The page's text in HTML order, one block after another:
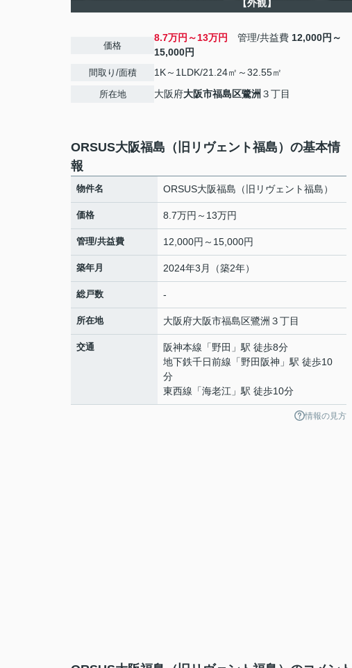
【外観】
価格
8.7万円～13万円 管理/共益費 12,000円～
15,000円
間取り/面積 1K～1LDK/21.24㎡～32.55㎡
所在地 大阪府大阪市福島区鷺洲 ３丁目
ORSUS大阪福島（旧リヴェント福島）の基本情
報
物件名 ORSUS大阪福島（旧リヴェント福島）
価格 8.7万円～13万円
管理/共益費 12,000円～15,000円
築年月 2024年3月（築2年）
総戸数 -
所在地 大阪府大阪市福島区鷺洲 ３丁目
交通 阪神本線 「野田 」駅 徒歩8分
地下鉄千日前線 「野田阪神 」駅 徒歩10
分
東西線 「海老江 」駅 徒歩10分
情報の見方